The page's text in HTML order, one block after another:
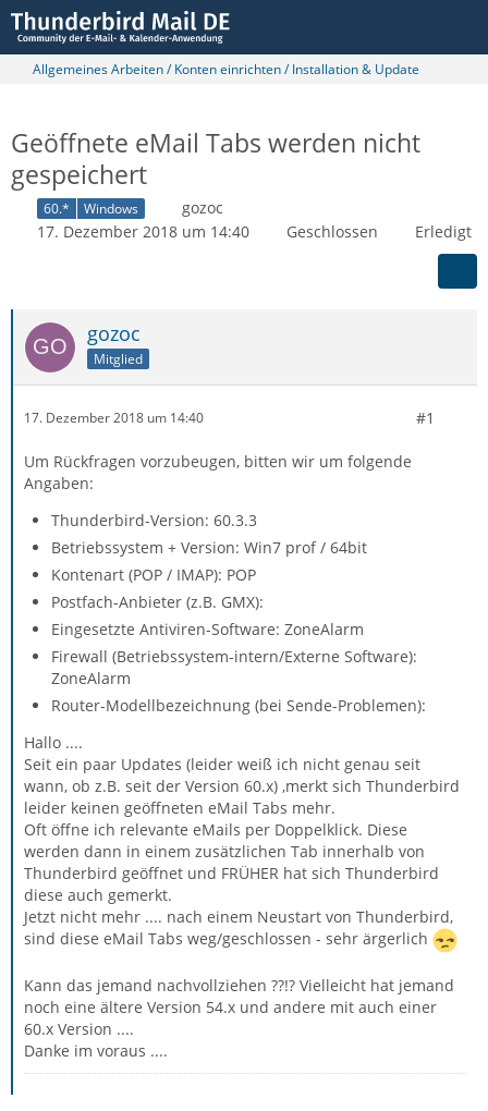
Allgemeines Arbeiten / Konten einrichten / Installation & Update
Geöffnete eMail Tabs werden nicht
gespeichert
60.* Windows
gozoc
17. Dezember 2018 um 14:40
Geschlossen Erledigt
gozoc
Mitglied
17. Dezember 2018 um 14:40 #1
Um Rückfragen vorzubeugen, bitten wir um folgende
Angaben:
Thunderbird-Version: 60.3.3
Betriebssystem + Version: Win7 prof / 64bit
Kontenart (POP / IMAP): POP
Postfach-Anbieter (z.B. GMX):
Eingesetzte Antiviren-Software: ZoneAlarm
Firewall (Betriebssystem-intern/Externe Software):
ZoneAlarm
Router-Modellbezeichnung (bei Sende-Problemen):
Hallo ....
Seit ein paar Updates (leider weiß ich nicht genau seit
wann, ob z.B. seit der Version 60.x) ,merkt sich Thunderbird
leider keinen geöffneten eMail Tabs mehr.
Oft öffne ich relevante eMails per Doppelklick. Diese
werden dann in einem zusätzlichen Tab innerhalb von
Thunderbird geöffnet und FRÜHER hat sich Thunderbird
diese auch gemerkt.
Jetzt nicht mehr .... nach einem Neustart von Thunderbird,
sind diese eMail Tabs weg/geschlossen - sehr ärgerlich
Kann das jemand nachvollziehen ??!? Vielleicht hat jemand
noch eine ältere Version 54.x und andere mit auch einer
60.x Version ....
Danke im voraus ....